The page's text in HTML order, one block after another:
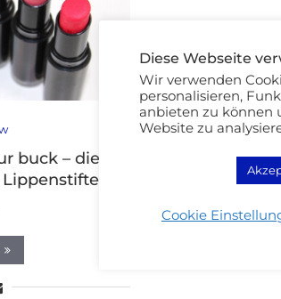
buck – die
Lippenstifte
Diese Webseite
Wir verwenden
personalisieren,
anbieten zu können
Website zu
Cookie